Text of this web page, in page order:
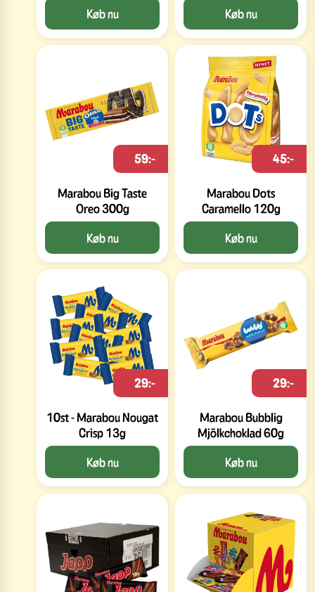
Køb nu Køb nu
Marabou Big Taste
Oreo 300g
59:-
Køb nu
Marabou Dots
Caramello 120g
45:-
Køb nu
10st - Marabou Nougat
Crisp 13g
29:-
Køb nu
Marabou Bubblig
Mjölkchoklad 60g
29:-
Køb nu